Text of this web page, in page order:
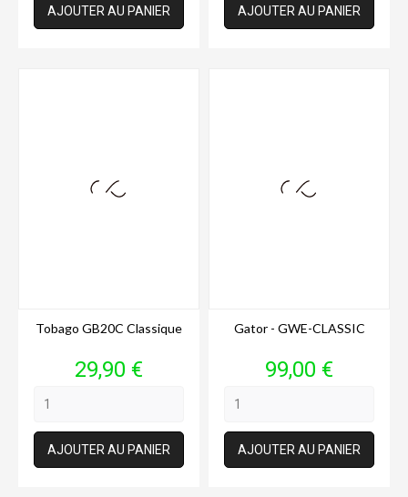
AJOUTER AU PANIER AJOUTER AU PANIER
Tobago GB20C Classique
Prix
29,90 €
AJOUTER AU PANIER
Gator - GWE-CLASSIC
Prix
99,00 €
AJOUTER AU PANIER